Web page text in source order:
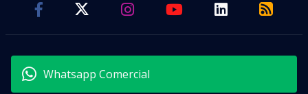
Whatsapp Comercial